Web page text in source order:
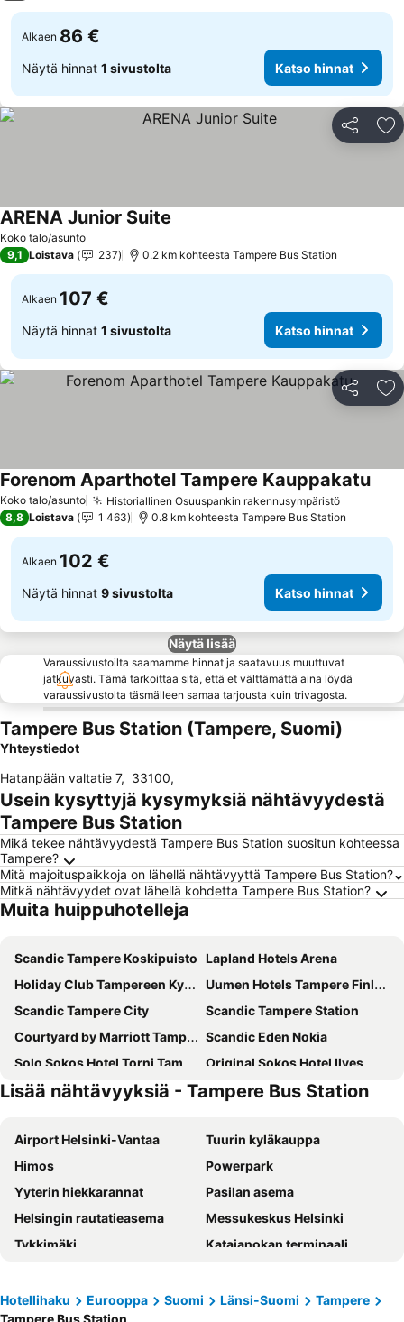
Alkaen 86 €
Näytä hinnat 1 sivustolta Katso hinnat
Jaa
Koko talo/asunto
ARENA Junior Suite
9,1 Loistava 237 0.2 km kohteesta Tampere Bus Station
Alkaen 107 €
Näytä hinnat 1 sivustolta Katso hinnat
Jaa
Koko talo/asunto Historiallinen Osuuspankin rakennusympäristö
Forenom Aparthotel Tampere Kauppakatu
8,8 Loistava 1 463 0.8 km kohteesta Tampere Bus Station
Alkaen 102 €
Näytä hinnat 9 sivustolta Katso hinnat
Näytä lisää
Varaussivustoilta saamamme hinnat ja saatavuus muuttuvat
jatkuvasti. Tämä tarkoittaa sitä, että et välttämättä aina löydä
varaussivustolta täsmälleen samaa tarjousta kuin trivagosta.
Tampere Bus Station (Tampere, Suomi)
Yhteystiedot
Hatanpään valtatie 7, 33100,
Usein kysyttyjä kysymyksiä nähtävyydestä
Tampere Bus Station
Mikä tekee nähtävyydestä Tampere Bus Station suositun kohteessa
Tampere?
Mitä majoituspaikkoja on lähellä nähtävyyttä Tampere Bus Station?
Mitkä nähtävyydet ovat lähellä kohdetta Tampere Bus Station?
Muita huippuhotelleja
Scandic Tampere Koskipuisto Lapland Hotels Arena
Holiday Club Tampereen Kylpylä
Uumen Hotels Tampere Finlayson
Scandic Tampere City
Scandic Tampere Station
Courtyard by Marriott Tampere City
Scandic Eden Nokia
Solo Sokos Hotel Torni Tampere
Original Sokos Hotel Ilves
Scandic Rosendahl
Omena Hotel Tampere
Hotel Citi Inn
Norlandia Tampere Hotel
H28 - Hotel, Apartments and Suites by UHANDA
Hotel Kauppi
Mango Hotel
Hotel Hermica
Original Sokos Hotel Villa
Hotelli Kuohu
Hotelli Ville
Hotel Lamminpää
Varala Sports & Nature Hotel
Lillan Hotel & Kök
Lisää nähtävyyksiä - Tampere Bus Station
Airport Helsinki-Vantaa
Tuurin kyläkauppa
Himos
Powerpark
Yyterin hiekkarannat
Pasilan asema
Helsingin rautatieasema
Messukeskus Helsinki
Tykkimäki
Katajanokan terminaali
Olympiastadion Helsinki
Helsingin jäähalli
Hotellihaku Eurooppa Suomi Länsi-Suomi
Tampere